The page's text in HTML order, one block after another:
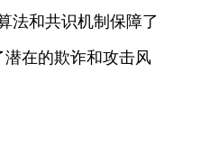
法和共识机制保障了
在的欺诈和攻击风